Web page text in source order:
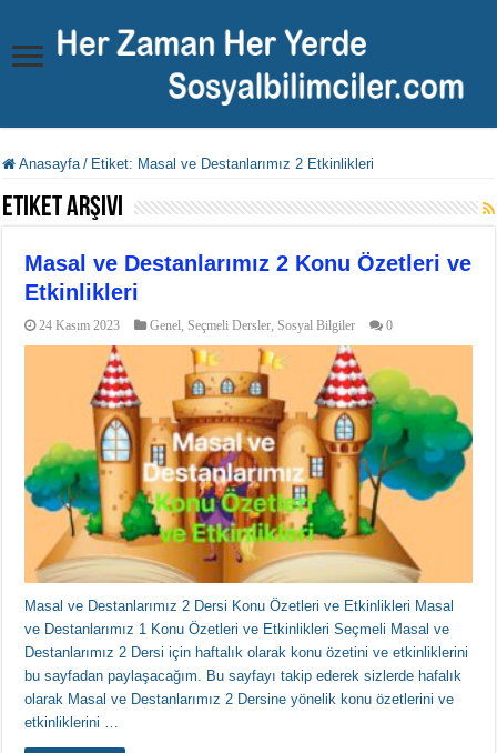
Anasayfa / Etiket: Masal ve Destanlarımız 2 Etkinlikleri
Etiket Arşivi
Masal ve Destanlarımız 2 Konu Özetleri ve
Etkinlikleri
24 Kasım 2023 Genel Seçmeli Dersler Sosyal Bilgiler 0
Masal ve Destanlarımız 2 Dersi Konu Özetleri ve Etkinlikleri Masal
ve Destanlarımız 1 Konu Özetleri ve Etkinlikleri Seçmeli Masal ve
Destanlarımız 2 Dersi için haftalık olarak konu özetini ve etkinliklerini
bu sayfadan paylaşacağım. Bu sayfayı takip ederek sizlerde hafalık
olarak Masal ve Destanlarımız 2 Dersine yönelik konu özetlerini ve
etkinliklerini …